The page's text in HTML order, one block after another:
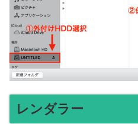
レンダラー